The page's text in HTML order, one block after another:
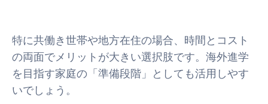
特に共働き世帯や地方在住の場合、時間とコスト
の両面でメリットが大きい選択肢です。海外進学
を目指す家庭の「準備段階」としても活用しやす
いでしょう。